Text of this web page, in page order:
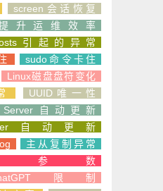
screen会话恢复
提升运维效率
引起的异常
sudo命令卡住
Linux磁盘盘符变化
UUID唯一性
Server自动更新
自动更新
主从复制异常
参数
限制